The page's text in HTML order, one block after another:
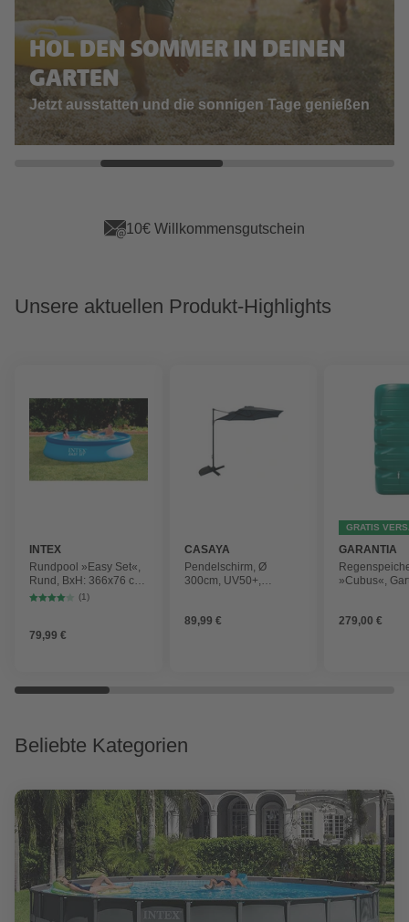
HOL DEN SOMMER IN DEINEN
GARTEN
Jetzt ausstatten und die sonnigen Tage genießen
10€ Willkommensgutschein
Unsere aktuellen Produkt-Highlights
INTEX
Rundpool »Easy Set«,
Rund, BxH: 366x76 cm,
blau
(1)
79,99 €
CASAYA
Pendelschirm, Ø
300cm, UV50+,
89,99 €
GRATIS
GARANTIA
»Cubus«,
279,00 €
Beliebte Kategorien